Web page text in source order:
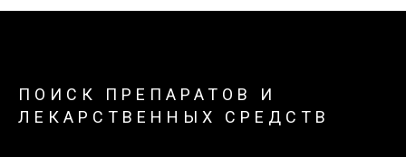
ПОИСК ПРЕПАРАТОВ И
ЛЕКАРСТВЕННЫХ СРЕДСТВ